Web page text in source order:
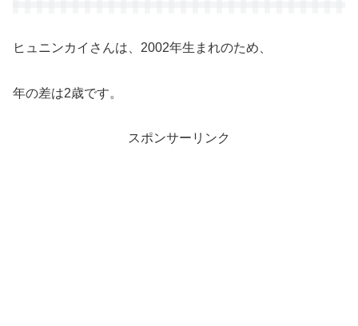
ヒュニンカイさんは、2002年生まれのため、
年の差は2歳です。
スポンサーリンク